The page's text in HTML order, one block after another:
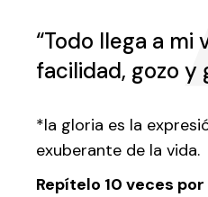
“Todo llega a mi
facilidad, gozo y
*la gloria es la
exuberante de la vida.
Repítelo 10 veces